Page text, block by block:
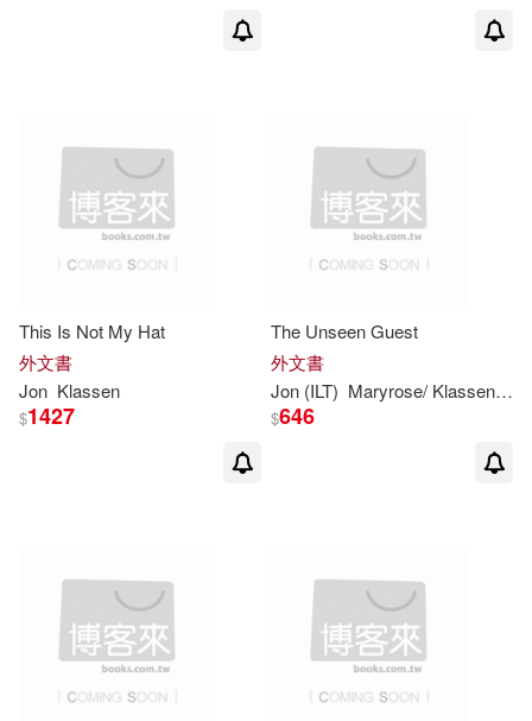
This Is Not My Hat
外文書
Jon Klassen
$1427
The Unseen Guest
外文書
Jon (ILT) Maryrose/ Klassen
$646